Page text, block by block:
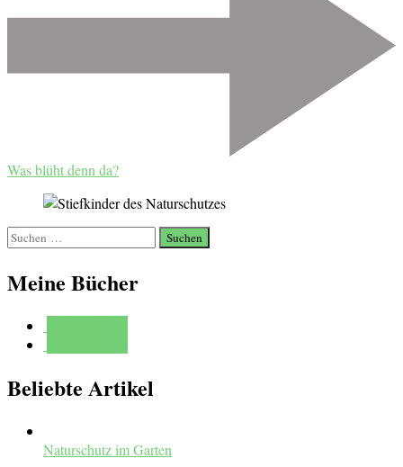
Was blüht denn da?
Suchen
nach:
Meine Bücher
Beliebte Artikel
Naturschutz im Garten